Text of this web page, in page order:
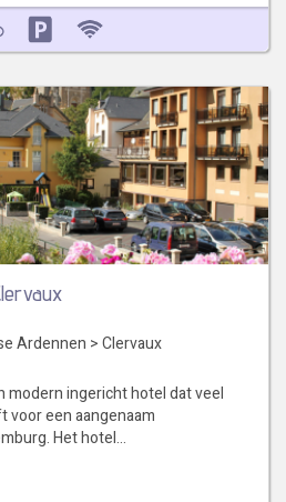
Ardennen >Clervaux
modern ingericht hotel dat veel
een aangenaam
Het hotel…